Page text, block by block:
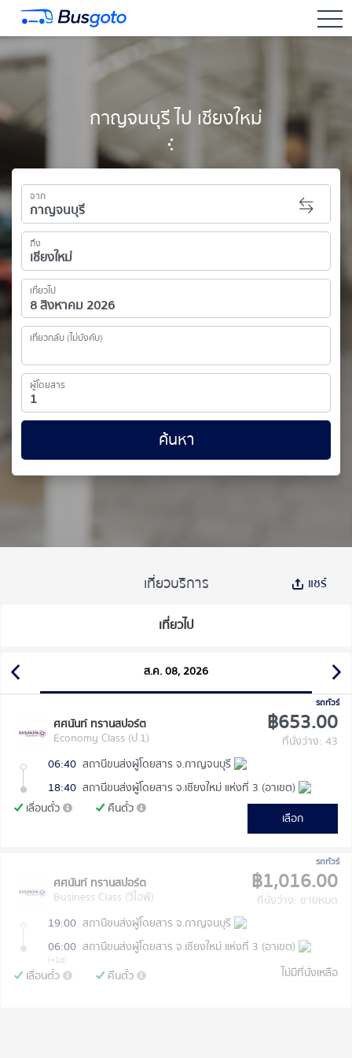
กาญจนบุรี ไป เชียงใหม่
จาก
ถึง
เที่ยวไป
เที่ยวกลับ (ไม่บังคับ)
ผู้โดยสาร
ค้นหา
เที่ยวบริการ แชร์
เที่ยวไป
ส.ค. 08, 2026
รถทัวร์
ศศนันท์ ทรานสปอร์ต
Economy Class (ป.1)
฿653.00
ที่นั่งว่าง: 43
06:40 สถานีขนส่งผู้โดยสาร จ.กาญจนบุรี
18:40 สถานีขนส่งผู้โดยสาร จ.เชียงใหม่ แห่งที่ 3 (อาเขต)
เลื่อนตั๋ว
คืนตั๋ว
เลือก
รถทัวร์
ศศนันท์ ทรานสปอร์ต
Business Class (วีไอพี)
฿1,016.00
ที่นั่งว่าง: ขายหมด
19:00 สถานีขนส่งผู้โดยสาร จ.กาญจนบุรี
06:00 สถานีขนส่งผู้โดยสาร จ.เชียงใหม่ แห่งที่ 3 (อาเขต)
(+1d)
เลื่อนตั๋ว คืนตั๋ว ไม่มีที่นั่งเหลือ